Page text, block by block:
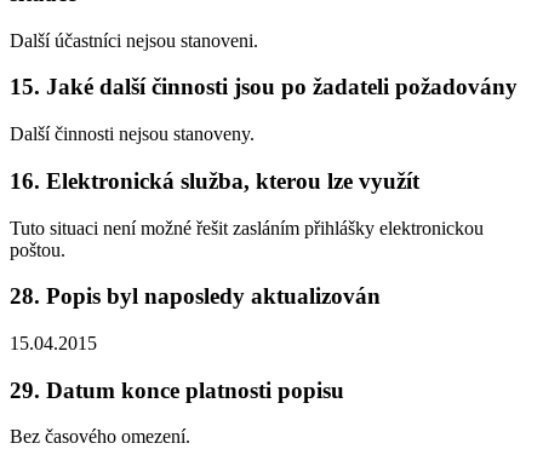
Další účastníci nejsou stanoveni.
15. Jaké další činnosti jsou po žadateli požadovány
Další činnosti nejsou stanoveny.
16. Elektronická služba, kterou lze využít
Tuto situaci není možné řešit zasláním přihlášky elektronickou
poštou.
28. Popis byl naposledy aktualizován
15.04.2015
29. Datum konce platnosti popisu
Bez časového omezení.